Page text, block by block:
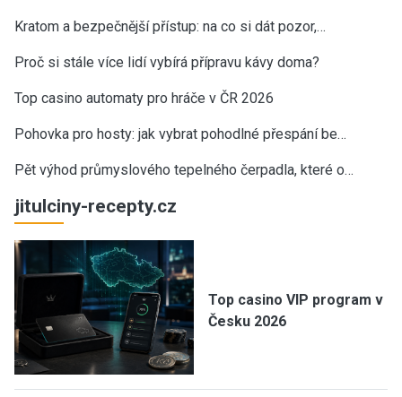
Kratom a bezpečnější přístup: na co si dát pozor,…
Proč si stále více lidí vybírá přípravu kávy doma?
Top casino automaty pro hráče v ČR 2026
Pohovka pro hosty: jak vybrat pohodlné přespání be…
Pět výhod průmyslového tepelného čerpadla, které o…
jitulciny-recepty.cz
Top casino VIP program v
Česku 2026